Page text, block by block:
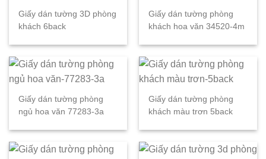
Giấy dán tường 3D phòng
khách 6back
Giấy dán tường phòng
khách hoa văn 34520-4m
Giấy dán tường phòng
ngủ hoa văn 77283-3a
Giấy dán tường phòng
khách màu trơn 5back